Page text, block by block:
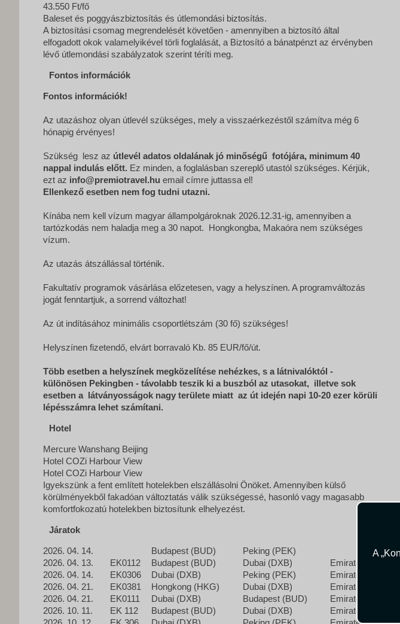
A
43.550 Ft/fő
Baleset és poggyászbiztosítás és útlemondási biztosítás.
A biztosítási csomag megrendelését követően - amennyiben a biztosító által
elfogadott okok valamelyikével törli foglalását, a Biztosító a bánatpénzt az érvényben
lévő útlemondási szabályzatok szerint téríti meg.
Fontos információk
Fontos információk!
Az utazáshoz olyan útlevél szükséges, mely a visszaérkezéstől számítva még 6
hónapig érvényes!
Szükség lesz az útlevél adatos oldalának jó minőségű fotójára, minimum 40
nappal indulás előtt. Ez minden, a foglalásban szereplő utastól szükséges. Kérjük,
ezt az info@premiotravel.hu email címre juttassa el!
Ellenkező esetben nem fog tudni utazni.
Kínába nem kell vízum magyar állampolgároknak 2026.12.31-ig, amennyiben a
tartózkodás nem haladja meg a 30 napot. Hongkongba, Makaóra nem szükséges
vízum.
Az utazás átszállással történik.
Fakultatív programok vásárlása előzetesen, vagy a helyszínen. A programváltozás
jogát fenntartjuk, a sorrend változhat!
Az út indításához minimális csoportlétszám (30 fő) szükséges!
Helyszínen fizetendő, elvárt borravaló Kb. 85 EUR/fő/út.
Több esetben a helyszínek megközelítése nehézkes, s a látnivalóktól -
különösen Pekingben - távolabb teszik ki a buszból az utasokat, illetve sok
esetben a látványosságok nagy területe miatt az út idején napi 10-20 ezer körüli
lépésszámra lehet számítani.
Hotel
Mercure Wanshang Beijing
Hotel COZi Harbour View
Hotel COZi Harbour View
Igyekszünk a fent említett hotelekben elszállásolni Önöket. Amennyiben külső
körülményekből fakadóan változtatás válik szükségessé, hasonló vagy magasabb
komfortfokozatú hotelekben biztosítunk elhelyezést.
Járatok
2026. 04. 14. Budapest (BUD)
Peking (PEK)
2026. 04. 13.
EK0112 Budapest (BUD) Dubai (DXB)
Emirates
2026. 04. 14.
EK0306 Dubai (DXB) Peking (PEK)
Emirates
2026. 04. 21.
EK0381 Hongkong (HKG) Dubai (DXB)
Emirates
2026. 04. 21.
EK0111 Dubai (DXB) Budapest (BUD)
Emirates
2026. 10. 11.
EK 112 Budapest (BUD) Dubai (DXB)
Emirates